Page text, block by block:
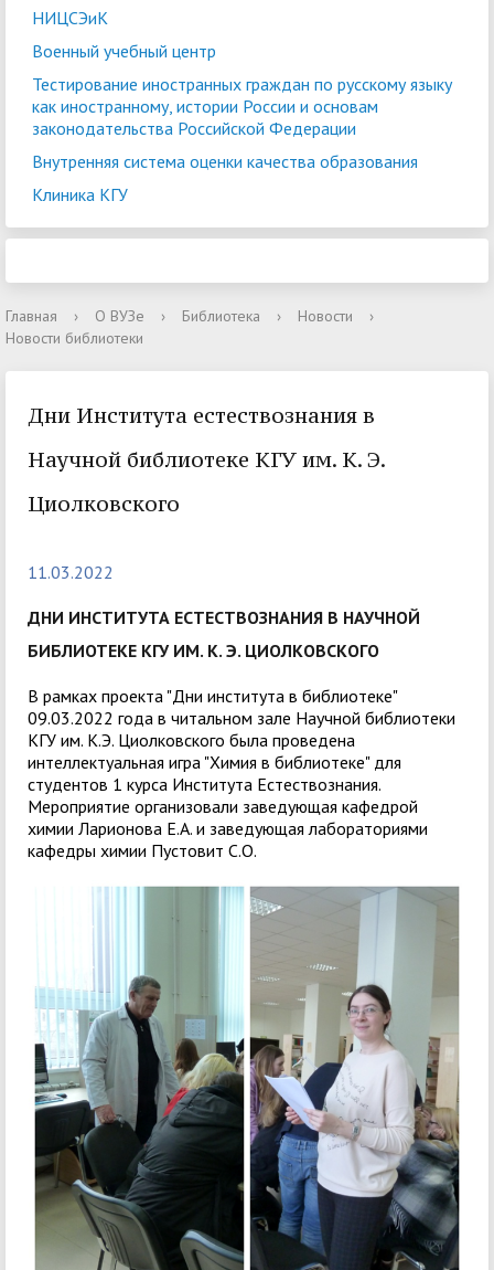
НИЦСЭиК
Военный учебный центр
Тестирование иностранных граждан по русскому языку
как иностранному, истории России и основам
законодательства Российской Федерации
Внутренняя система оценки качества образования
Клиника КГУ
Главная › О ВУЗе › Библиотека › Новости
›
Новости библиотеки
Дни Института естествознания в
Научной библиотеке КГУ им. К. Э.
Циолковского
11.03.2022
ДНИ ИНСТИТУТА ЕСТЕСТВОЗНАНИЯ В НАУЧНОЙ
БИБЛИОТЕКЕ КГУ ИМ. К. Э. ЦИОЛКОВСКОГО
В рамках проекта "Дни института в библиотеке"
09.03.2022 года в читальном зале Научной библиотеки
КГУ им. К.Э. Циолковского была проведена
интеллектуальная игра "Химия в библиотеке" для
студентов 1 курса Института Естествознания.
Мероприятие организовали заведующая кафедрой
химии Ларионова Е.А. и заведующая лабораториями
кафедры химии Пустовит С.О.